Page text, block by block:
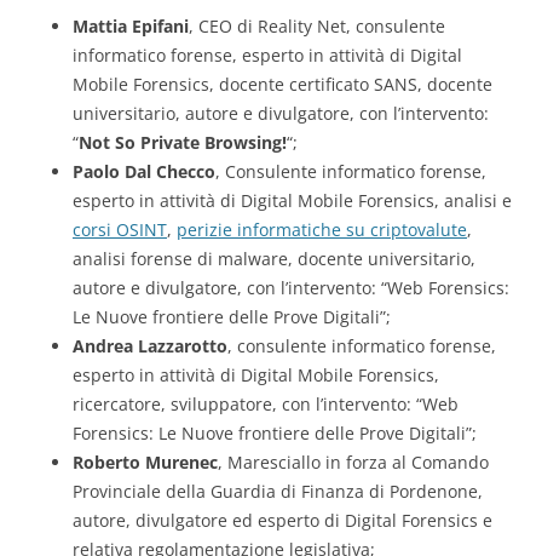
Mattia Epifani, CEO di Reality Net, consulente
informatico forense, esperto in attività di Digital
Mobile Forensics, docente certificato SANS, docente
universitario, autore e divulgatore, con l’intervento:
“Not So Private Browsing!“;
Paolo Dal Checco, Consulente informatico forense,
esperto in attività di Digital Mobile Forensics, analisi e
corsi OSINT, perizie informatiche su criptovalute,
analisi forense di malware, docente universitario,
autore e divulgatore, con l’intervento: “Web Forensics:
Le Nuove frontiere delle Prove Digitali”;
Andrea Lazzarotto, consulente informatico forense,
esperto in attività di Digital Mobile Forensics,
ricercatore, sviluppatore, con l’intervento: “Web
Forensics: Le Nuove frontiere delle Prove Digitali”;
Roberto Murenec, Maresciallo in forza al Comando
Provinciale della Guardia di Finanza di Pordenone,
autore, divulgatore ed esperto di Digital Forensics e
relativa regolamentazione legislativa;